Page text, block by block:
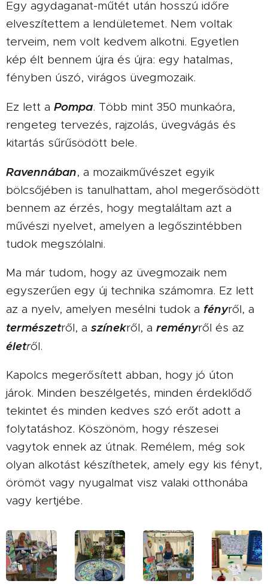
Egy agydaganat-műtét után hosszú időre
elveszítettem a lendületemet. Nem voltak
terveim, nem volt kedvem alkotni. Egyetlen
kép élt bennem újra és újra: egy hatalmas,
fényben úszó, virágos üvegmozaik.
Ez lett a Pompa. Több mint 350 munkaóra,
rengeteg tervezés, rajzolás, üvegvágás és
kitartás sűrűsödött bele.
Ravennában, a mozaikművészet egyik
bölcsőjében is tanulhattam, ahol megerősödött
bennem az érzés, hogy megtaláltam azt a
művészi nyelvet, amelyen a legőszintébben
tudok megszólalni.
Ma már tudom, hogy az üvegmozaik nem
egyszerűen egy új technika számomra. Ez lett
az a nyelv, amelyen mesélni tudok a fényről, a
természetről, a színekről, a reményről és az
életről.
Kapolcs megerősített abban, hogy jó úton
járok. Minden beszélgetés, minden érdeklődő
tekintet és minden kedves szó erőt adott a
folytatáshoz. Köszönöm, hogy részesei
vagytok ennek az útnak. Remélem, még sok
olyan alkotást készíthetek, amely egy kis fényt,
örömöt vagy nyugalmat visz valaki otthonába
vagy kertjébe.